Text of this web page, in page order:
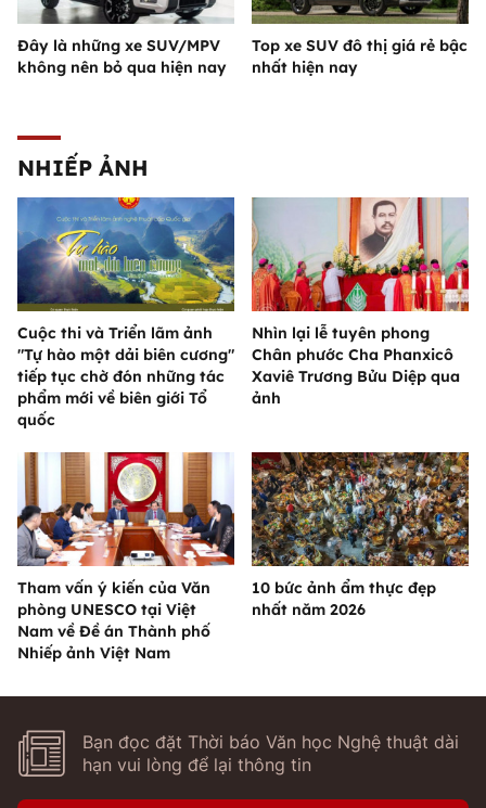
Đây là những xe SUV/MPV
không nên bỏ qua hiện nay
Top xe SUV đô thị giá rẻ bậc
nhất hiện nay
NHIẾP ẢNH
Cuộc thi và Triển lãm ảnh
"Tự hào một dải biên cương"
tiếp tục chờ đón những tác
phẩm mới về biên giới Tổ
quốc
Nhìn lại lễ tuyên phong
Chân phước Cha Phanxicô
Xaviê Trương Bửu Diệp qua
ảnh
Tham vấn ý kiến của Văn
phòng UNESCO tại Việt
Nam về Đề án Thành phố
Nhiếp ảnh Việt Nam
10 bức ảnh ẩm thực đẹp
nhất năm 2026
Bạn đọc đặt Thời báo Văn học Nghệ thuật dài
hạn vui lòng để lại thông tin